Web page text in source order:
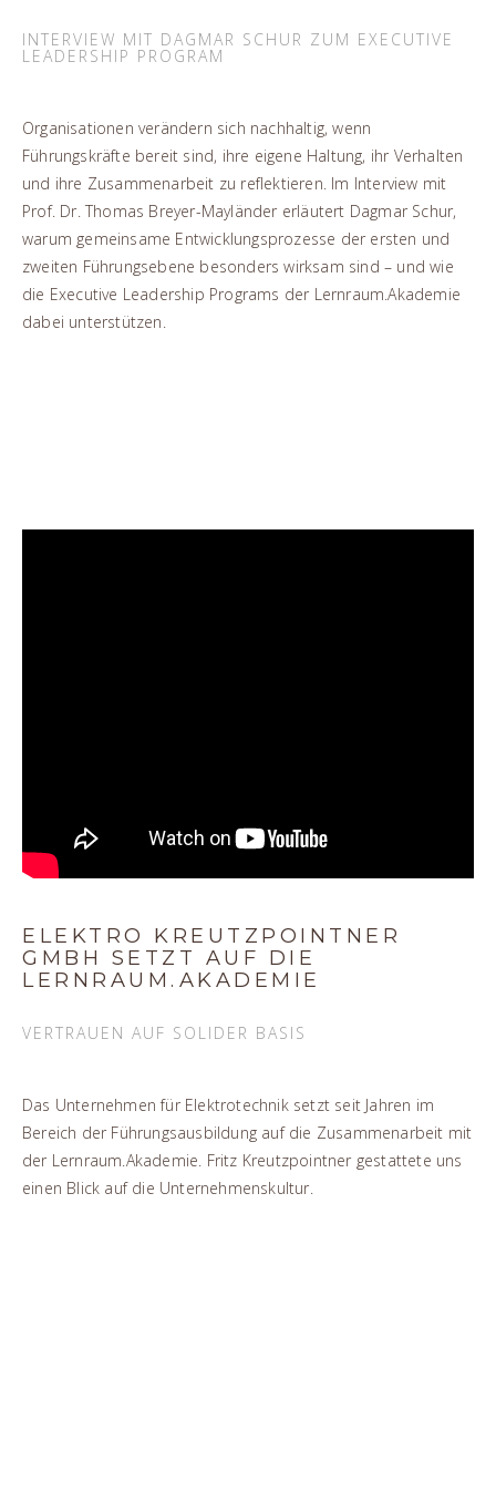
INTERVIEW MIT DAGMAR SCHUR ZUM EXECUTIVE
LEADERSHIP PROGRAM
Organisationen verändern sich nachhaltig, wenn
Führungskräfte bereit sind, ihre eigene Haltung, ihr Verhalten
und ihre Zusammenarbeit zu reflektieren. Im Interview mit
Prof. Dr. Thomas Breyer-Mayländer erläutert Dagmar Schur,
warum gemeinsame Entwicklungsprozesse der ersten und
zweiten Führungsebene besonders wirksam sind – und wie
die Executive Leadership Programs der Lernraum.Akademie
dabei unterstützen.
ELEKTRO KREUTZPOINTNER
GMBH SETZT AUF DIE
LERNRAUM.AKADEMIE
VERTRAUEN AUF SOLIDER BASIS
Das Unternehmen für Elektrotechnik setzt seit Jahren im
Bereich der Führungsausbildung auf die Zusammenarbeit mit
der Lernraum.Akademie. Fritz Kreutzpointner gestattete uns
einen Blick auf die Unternehmenskultur.